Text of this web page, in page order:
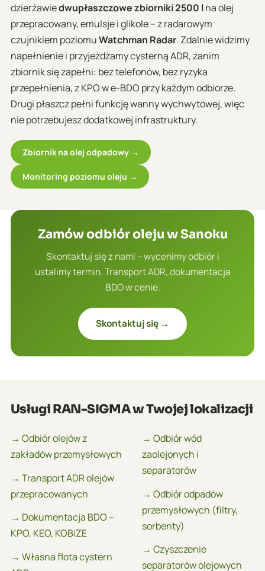
dzierżawiedwupłaszczowe zbiorniki 2500 lna olej
przepracowany, emulsje i glikole – z radarowym
czujnikiem poziomuWatchman Radar. Zdalnie widzimy
napełnienie i przyjeżdżamy cysterną ADR, zanim
zbiornik się zapełni: bez telefonów, bez ryzyka
przepełnienia, z KPO w e-BDO przy każdym odbiorze.
Drugi płaszcz pełni funkcję wanny wychwytowej, więc
nie potrzebujesz dodatkowej infrastruktury.
Zbiornik na olej odpadowy →
Monitoring poziomu oleju →
Zamów odbiór oleju w Sanoku
Skontaktuj się z nami – wycenimy odbiór i
ustalimy termin. Transport ADR, dokumentacja
BDO w cenie.
Skontaktuj się →
Usługi RAN-SIGMA w Twojej lokalizacji
→ Odbiór olejów z
zakładów przemysłowych
→ Transport ADR olejów
przepracowanych
→ Dokumentacja BDO –
KPO, KEO, KOBiZE
→ Własna flota cystern
→ Odbiór wód
zaolejonych i
separatorów
→ Odbiór odpadów
przemysłowych (filtry,
sorbenty)
→ Czyszczenie
separatorów olejowych